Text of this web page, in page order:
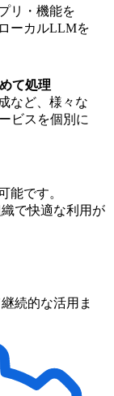
リ・機能を
ローカルLLMを
て処理
など、 様々な
ビスを個別に
能です。
で快適な利用が
続的な活用ま